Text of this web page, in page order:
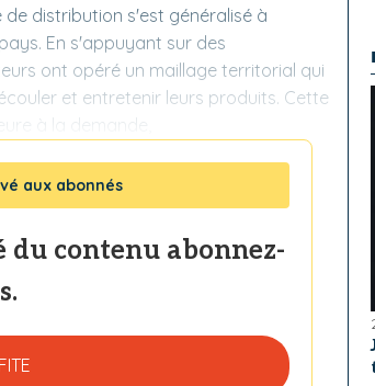
distribution s'est généralisé à
En s'appuyant sur des
ont opéré un maillage territorial qui
et entretenir leurs produits. Cette
à la demande,
aux abonnés
contenu abonnez-